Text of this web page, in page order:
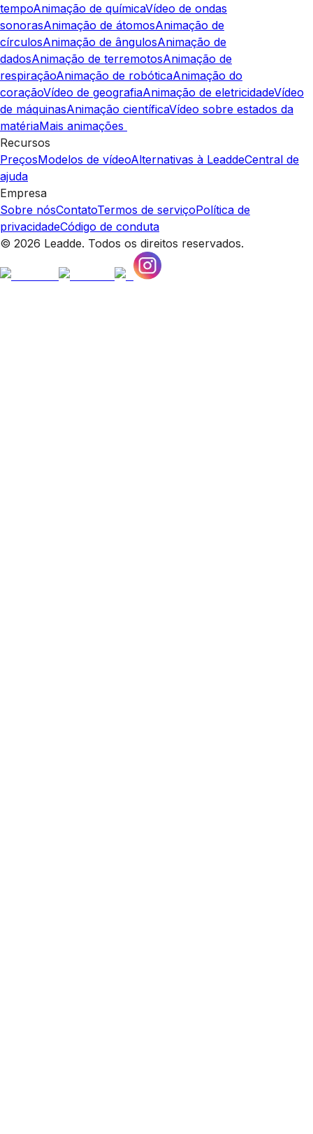
tempoAnimação de químicaVídeo de ondas
sonorasAnimação de átomosAnimação de
círculosAnimação de ângulosAnimação de
dadosAnimação de terremotosAnimação de
respiraçãoAnimação de robóticaAnimação do
coraçãoVídeo de geografiaAnimação de eletricidadeVídeo
de máquinasAnimação científicaVídeo sobre estados da
matériaMais animações
Recursos
PreçosModelos de vídeoAlternativas à LeaddeCentral de
ajuda
Empresa
Sobre nósContatoTermos de serviçoPolítica de
privacidadeCódigo de conduta
© 2026 Leadde. Todos os direitos reservados.